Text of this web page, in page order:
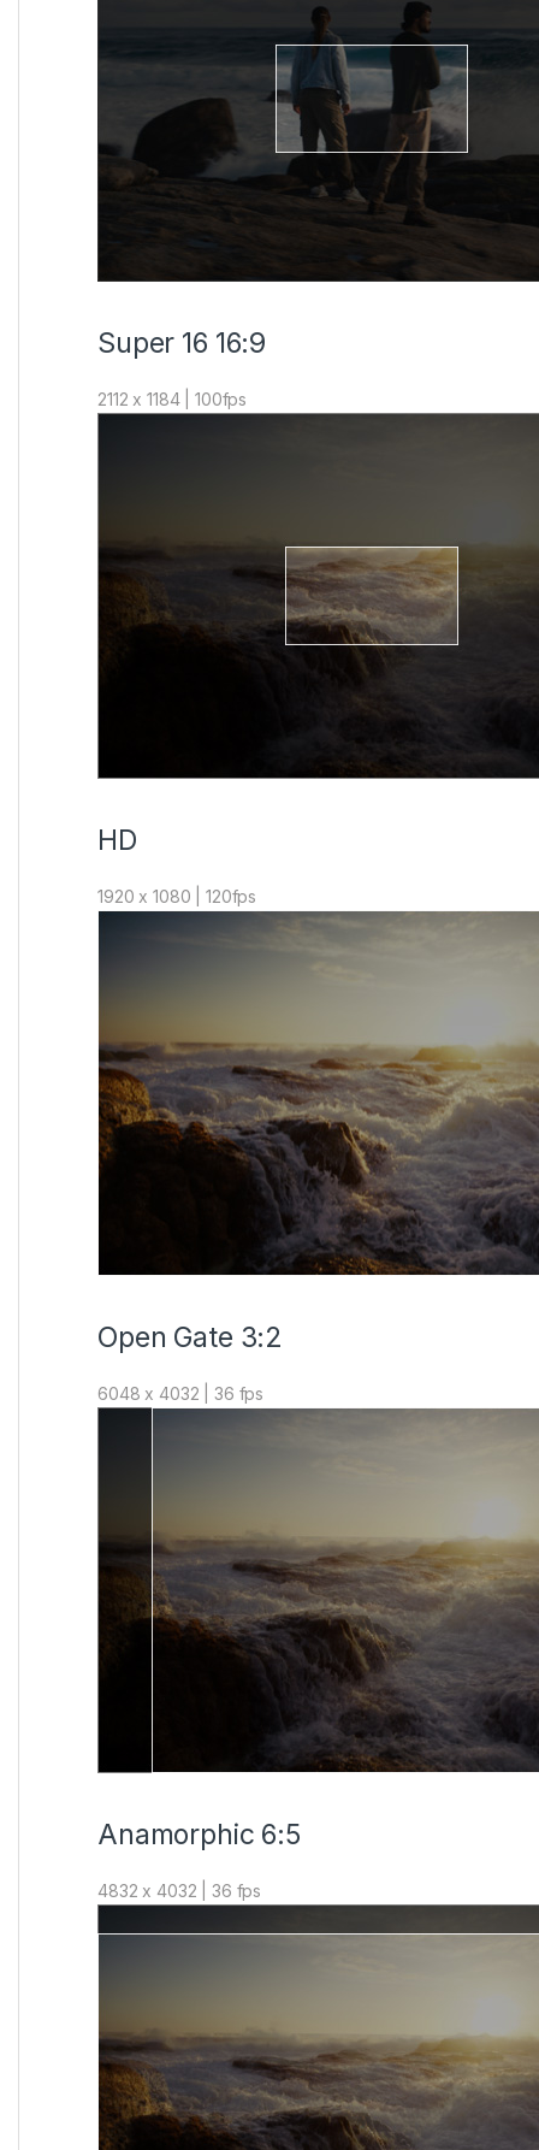
Super 16 16:9
2112 x 1184 | 100fps
HD
1920 x 1080 | 120fps
Open Gate 3:2
6048 x 4032 | 36 fps
Anamorphic 6:5
4832 x 4032 | 36 fps